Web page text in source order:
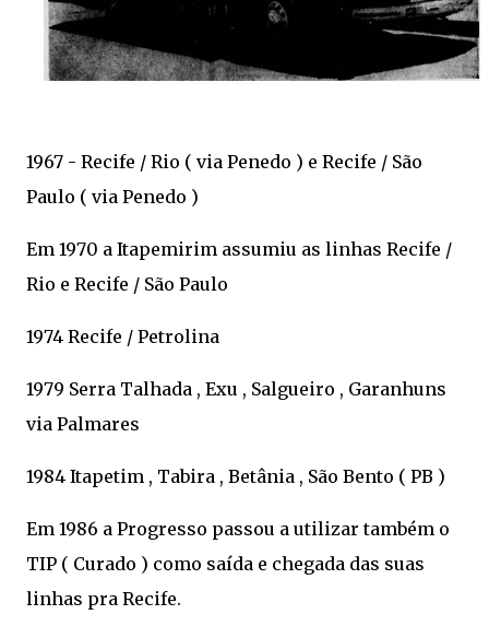
1967 - Recife / Rio ( via Penedo ) e Recife / São
Paulo ( via Penedo )
Em 1970 a Itapemirim assumiu as linhas Recife /
Rio e Recife / São Paulo
1974 Recife / Petrolina
1979 Serra Talhada , Exu , Salgueiro , Garanhuns
via Palmares
1984 Itapetim , Tabira , Betânia , São Bento ( PB )
Em 1986 a Progresso passou a utilizar também o
TIP ( Curado ) como saída e chegada das suas
linhas pra Recife.